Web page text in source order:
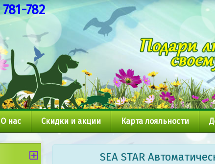
781-782
О нас Скидки и акции Карта лояльности
SEA STAR